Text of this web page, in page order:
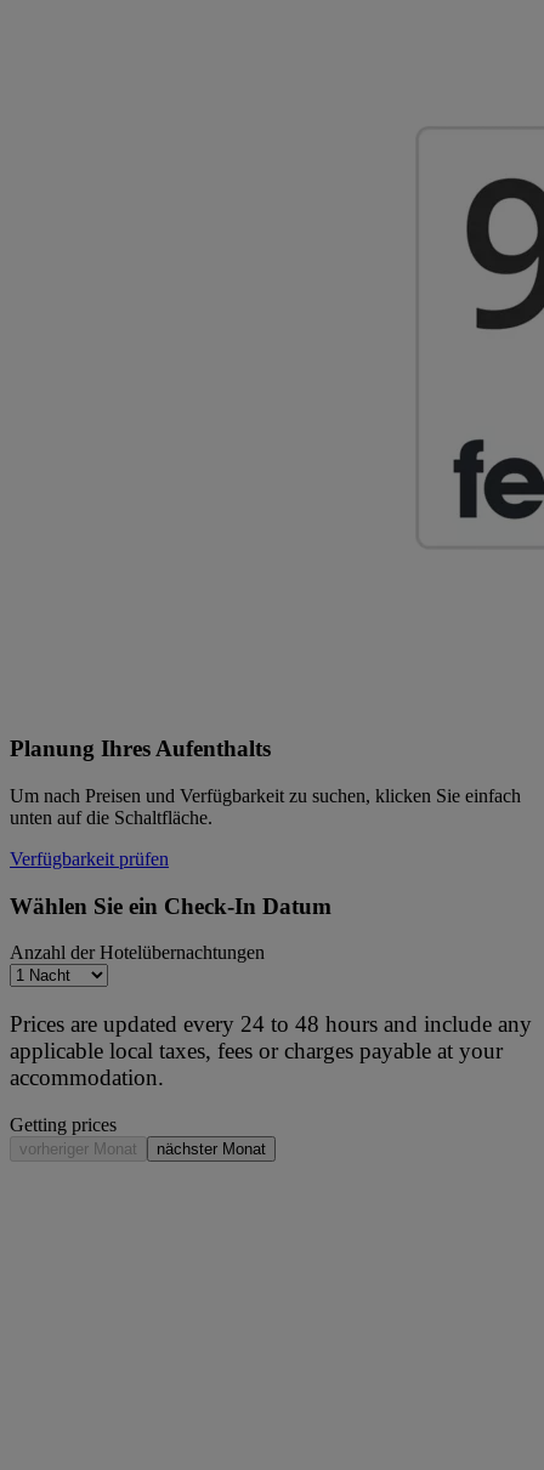
Planung Ihres Aufenthalts
Um nach Preisen und Verfügbarkeit zu suchen, klicken Sie einfach
unten auf die Schaltfläche.
Verfügbarkeit prüfen
Wählen Sie ein Check-In Datum
Anzahl der Hotelübernachtungen
Prices are updated every 24 to 48 hours and include any
applicable local taxes, fees or charges payable at your
accommodation.
Getting prices
vorheriger Monat nächster Monat